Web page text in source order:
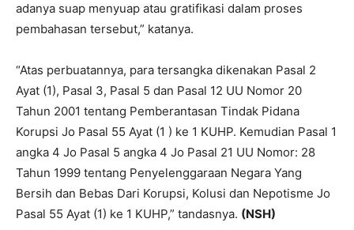
adanya suap menyuap atau gratifikasi dalam proses
pembahasan tersebut,” katanya.
“Atas perbuatannya, para tersangka dikenakan Pasal 2
Ayat (1), Pasal 3, Pasal 5 dan Pasal 12 UU Nomor 20
Tahun 2001 tentang Pemberantasan Tindak Pidana
Korupsi Jo Pasal 55 Ayat (1 ) ke 1 KUHP. Kemudian Pasal 1
angka 4 Jo Pasal 5 angka 4 Jo Pasal 21 UU Nomor: 28
Tahun 1999 tentang Penyelenggaraan Negara Yang
Bersih dan Bebas Dari Korupsi, Kolusi dan Nepotisme Jo
Pasal 55 Ayat (1) ke 1 KUHP,” tandasnya. (NSH)